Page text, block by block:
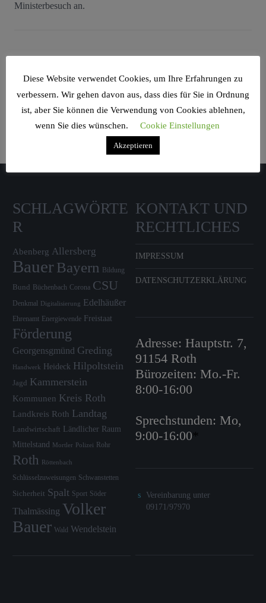
Ministerbesuch an.
Search Sidebar Widget Area
Please login and add some widgets to this widget area.
SCHLAGWÖRTE
R
Abenberg Allersberg
Bauer Bayern Bildung
Bund Büchenbach Corona CSU
Denkmal Digitalisierung Edelhäußer
Ehrenamt Energiewende Freistaat
Förderung
Georgensgmünd Greding
Handwerk Heideck Hilpoltstein
Jagd Kammerstein
Kommunen Kreis Roth
Landkreis Roth Landtag
Landwirtschaft Ländlicher Raum
Mittelstand Mortler Polizei Rohr
Roth Röttenbach
Schlüsselzuweisungen Schwanstetten
Sicherheit Spalt Sport Söder
Thalmässing Volker
Bauer Wald Wendelstein
KONTAKT UND
RECHTLICHES
IMPRESSUM
DATENSCHUTZERKLÄRUNG
Adresse: Hauptstr. 7,
91154 Roth
Bürozeiten: Mo.-Fr.
8:00-16:00
Sprechstunden: Mo,
9:00-16:00*
Vereinbarung unter
09171/97970
Diese Website verwendet Cookies, um Ihre Erfahrungen zu
verbessern. Wir gehen davon aus, dass dies für Sie in Ordnung
ist, aber Sie können die Verwendung von Cookies ablehnen,
wenn Sie dies wünschen.
Cookie Einstellungen
Akzeptieren